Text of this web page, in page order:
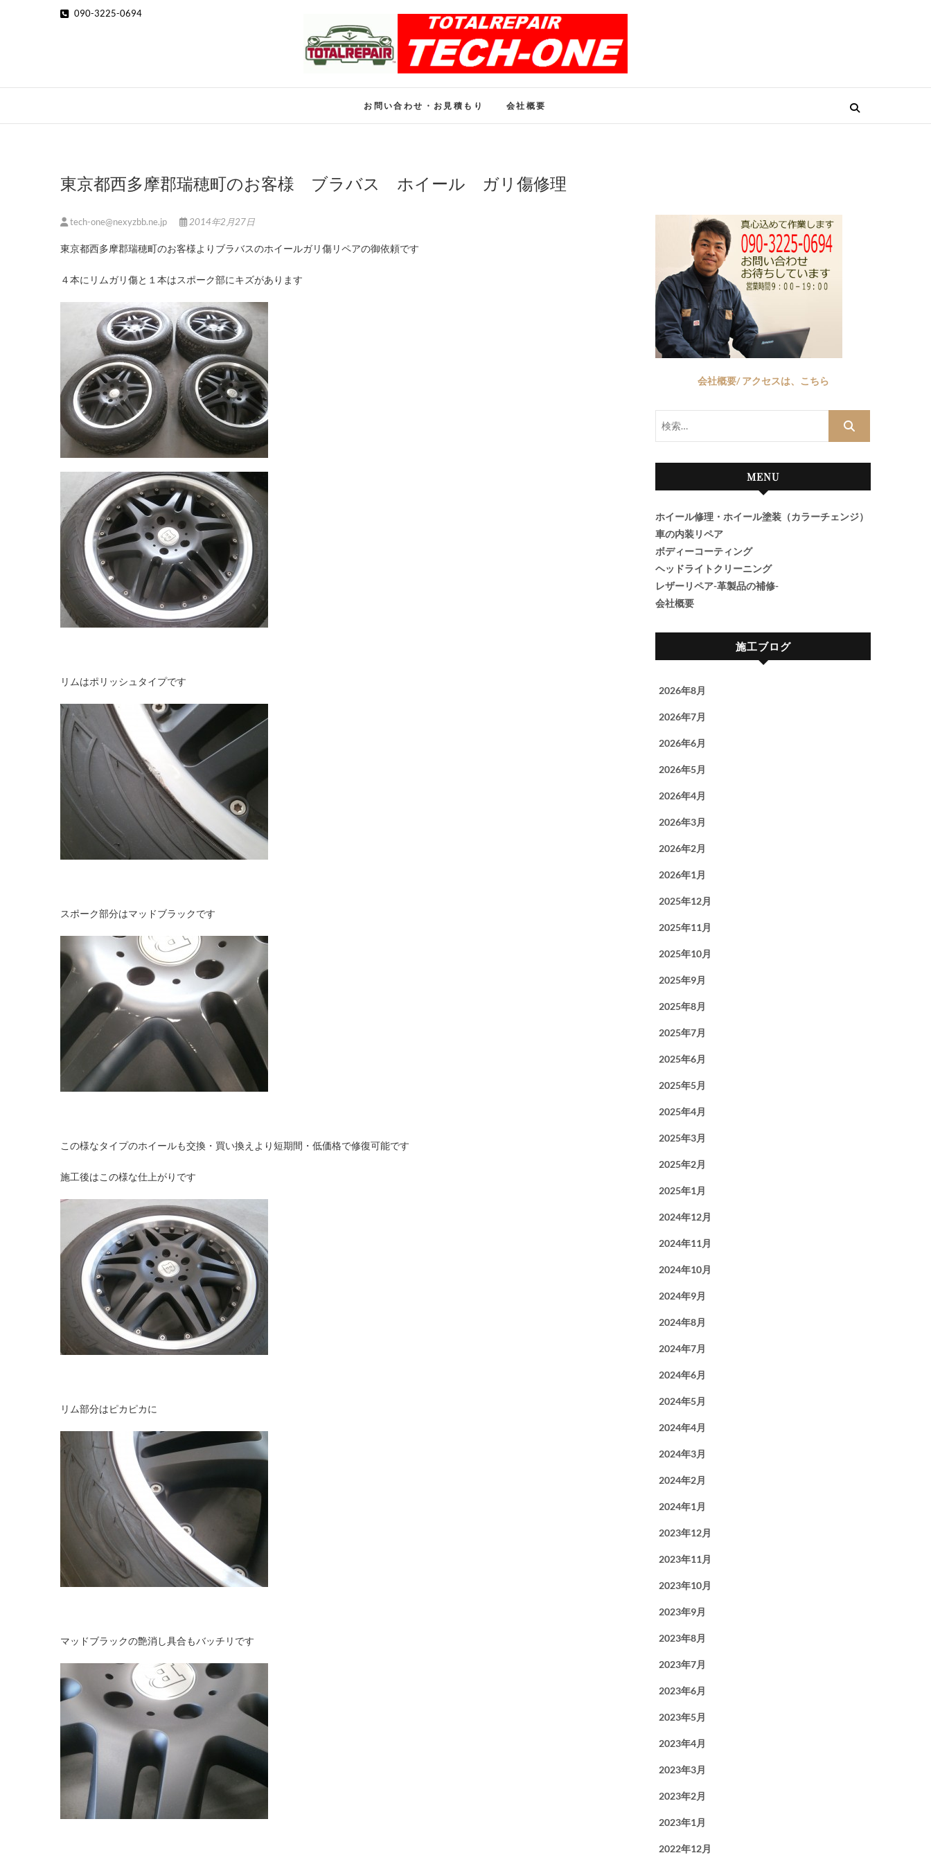
090-3225-0694
ホイール修理のトータルリペアテックワン
お問い合わせ・お見積もり 会社概要
東京都西多摩郡瑞穂町のお客様 ブラバス ホイール ガリ傷修理
tech-one@nexyzbb.ne.jp 2014年2月27日
東京都西多摩郡瑞穂町のお客様よりブラバスのホイールガリ傷リペアの御依頼です
４本にリムガリ傷と１本はスポーク部にキズがあります
リムはポリッシュタイプです
スポーク部分はマッドブラックです
この様なタイプのホイールも交換・買い換えより短期間・低価格で修復可能です
施工後はこの様な仕上がりです
リム部分はピカピカに
マッドブラックの艶消し具合もバッチリです
会社概要/ アクセスは、こちら
MENU
ホイール修理・ホイール塗装（カラーチェンジ）
車の内装リペア
ボディーコーティング
ヘッドライトクリーニング
レザーリペア-革製品の補修-
会社概要
施工ブログ
2026年8月
2026年7月
2026年6月
2026年5月
2026年4月
2026年3月
2026年2月
2026年1月
2025年12月
2025年11月
2025年10月
2025年9月
2025年8月
2025年7月
2025年6月
2025年5月
2025年4月
2025年3月
2025年2月
2025年1月
2024年12月
2024年11月
2024年10月
2024年9月
2024年8月
2024年7月
2024年6月
2024年5月
2024年4月
2024年3月
2024年2月
2024年1月
2023年12月
2023年11月
2023年10月
2023年9月
2023年8月
2023年7月
2023年6月
2023年5月
2023年4月
2023年3月
2023年2月
2023年1月
2022年12月